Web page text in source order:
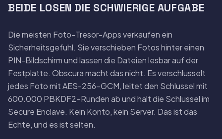
BEIDE LOSEN DIE SCHWIERIGE AUFGABE
Die meisten Foto-Tresor-Apps verkaufen ein
Sicherheitsgefuhl. Sie verschieben Fotos hinter einen
PIN-Bildschirm und lassen die Dateien lesbar auf der
Festplatte. Obscura macht das nicht. Es verschlusselt
jedes Foto mit AES-256-GCM, leitet den Schlussel mit
600.000 PBKDF2-Runden ab und halt die Schlussel im
Secure Enclave. Kein Konto, kein Server. Das ist das
Echte, und es ist selten.